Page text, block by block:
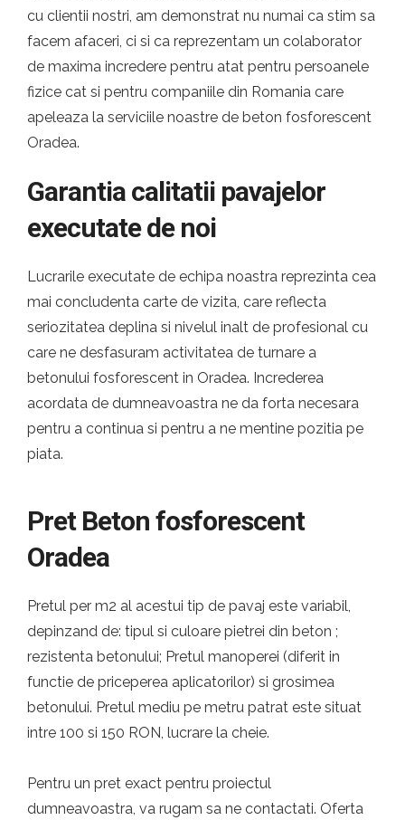
cu clientii nostri, am demonstrat nu numai ca stim sa
facem afaceri, ci si ca reprezentam un colaborator
de maxima incredere pentru atat pentru persoanele
fizice cat si pentru companiile din Romania care
apeleaza la serviciile noastre de beton fosforescent
Oradea.
Garantia calitatii pavajelor
executate de noi
Lucrarile executate de echipa noastra reprezinta cea
mai concludenta carte de vizita, care reflecta
seriozitatea deplina si nivelul inalt de profesional cu
care ne desfasuram activitatea de turnare a
betonului fosforescent in Oradea. Increderea
acordata de dumneavoastra ne da forta necesara
pentru a continua si pentru a ne mentine pozitia pe
piata.
Pret Beton fosforescent
Oradea
Pretul per m2 al acestui tip de pavaj este variabil,
depinzand de: tipul si culoare pietrei din beton ;
rezistenta betonului; Pretul manoperei (diferit in
functie de priceperea aplicatorilor) si grosimea
betonului. Pretul mediu pe metru patrat este situat
intre 100 si 150 RON, lucrare la cheie.
Pentru un pret exact pentru proiectul
dumneavoastra, va rugam sa ne contactati. Oferta